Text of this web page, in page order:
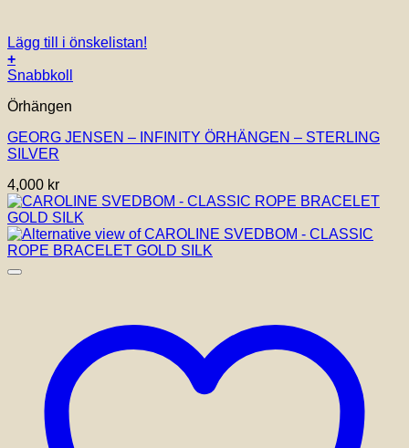
Lägg till i önskelistan!
+
Snabbkoll
Örhängen
GEORG JENSEN – INFINITY ÖRHÄNGEN – STERLING
SILVER
4,000 kr